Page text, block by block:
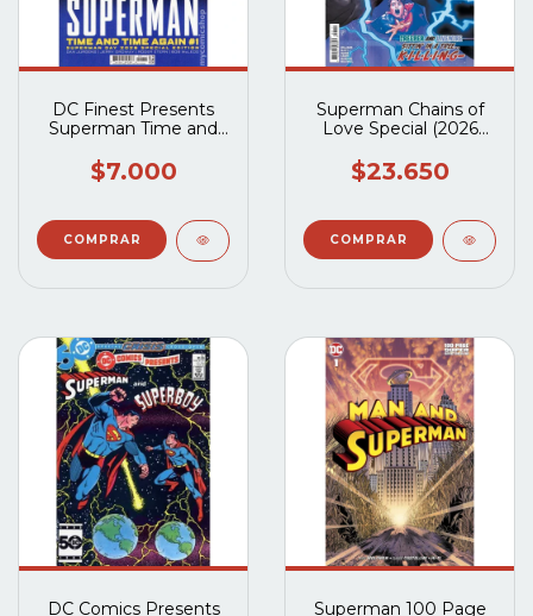
DC Finest Presents
Superman Time and
Superman Day #1
$7.000
Superman Chains of
Love Special (2026
$23.650
DC Comics Presents
Superman 100 Page